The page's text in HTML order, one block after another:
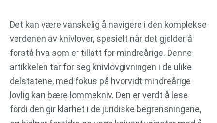
innhold
Det kan være vanskelig å navigere i den komplekse
verdenen av knivlover, spesielt når det gjelder å
forstå hva som er tillatt for mindreårige. Denne
artikkelen tar for seg knivlovgivningen i de ulike
delstatene, med fokus på hvorvidt mindreårige
lovlig kan bære lommekniv. Den er verdt å lese
fordi den gir klarhet i de juridiske begrensningene,